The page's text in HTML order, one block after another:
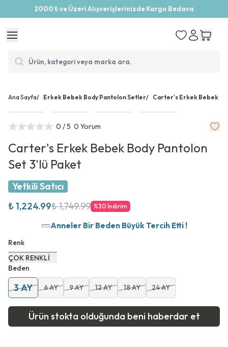
2000 ₺ ve Üzeri Alışverişlerinizde Kargo Bedava
Ana Sayfa/ Erkek Bebek Body Pantolon Setler/ Carter's Erkek Bebek
0 / 5 0 Yorum
Carter's Erkek Bebek Body Pantolon
Set 3'lü Paket
Yetkili Satıcı
₺ 1,224.99₺ 1,749.99 %30 İndirim
Anneler Bir Beden Büyük Tercih Etti !
Renk
ÇOK RENKLİ
Beden
3 AY 6 AY 9 AY 12 AY 18 AY 24 AY
Ürün stokta olduğunda beni haberdar et